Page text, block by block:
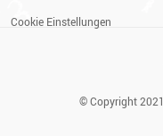
Cookie Einstellungen
© Copyright 2021